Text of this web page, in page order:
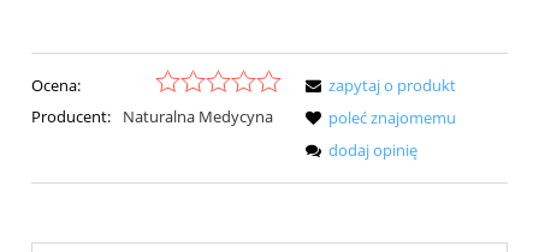
Ocena:
Producent:
Naturalna Medycyna
zapytaj o produkt
poleć znajomemu
dodaj opinię